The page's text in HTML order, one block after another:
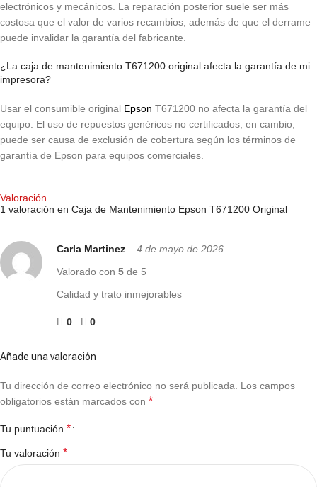
electrónicos y mecánicos. La reparación posterior suele ser más
costosa que el valor de varios recambios, además de que el derrame
puede invalidar la garantía del fabricante.
¿La caja de mantenimiento T671200 original afecta la garantía de mi
impresora?
Usar el consumible original Epson T671200 no afecta la garantía del
equipo. El uso de repuestos genéricos no certificados, en cambio,
puede ser causa de exclusión de cobertura según los términos de
garantía de Epson para equipos comerciales.
Valoración
1 valoración en Caja de Mantenimiento Epson T671200 Original
Carla Martinez – 4 de mayo de 2026
Valorado con 5 de 5
Calidad y trato inmejorables
0 0
Añade una valoración
Tu dirección de correo electrónico no será publicada. Los campos
obligatorios están marcados con *
Tu puntuación *
Tu valoración *